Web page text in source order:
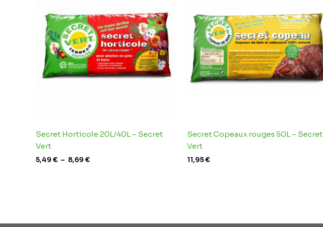
Secret Horticole 20L/40L – Secret
Vert
5,49 € – 8,69 €
à
8,69 €
Secret Copeaux rouges 50L – Secret
Vert
11,95€